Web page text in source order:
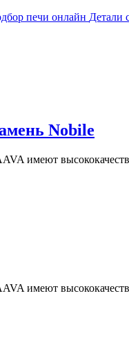
печи онлайн Детали
Nobile
имеют
имеют